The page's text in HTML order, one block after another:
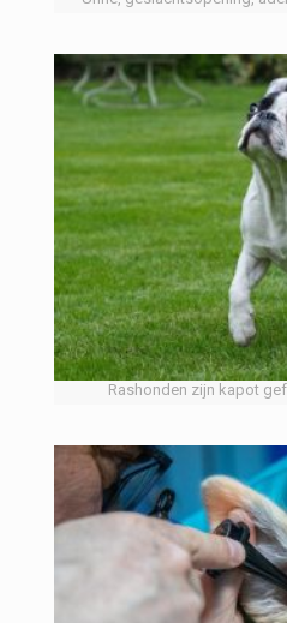
Rashonden zijn kapot